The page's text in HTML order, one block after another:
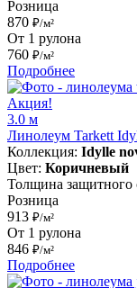
Розница
870 ₽/м²
От 1 рулона
760 ₽/м²
Подробнее
Акция!
3.0 м
Линолеум Tarkett
Коллекция: Idylle
Цвет: Коричневый
Толщина защитного
Розница
913 ₽/м²
От 1 рулона
846 ₽/м²
Подробнее